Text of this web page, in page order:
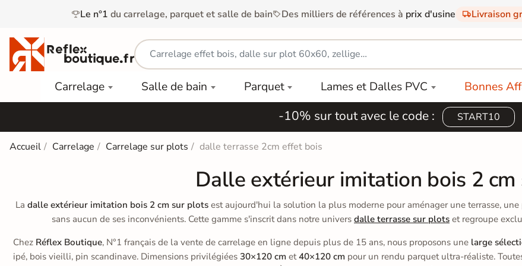
Le n°1 du carrelage, parquet et salle de bain Des milliers de références à prix d'usine Livraison
Carrelage
Carrelage
Extérieur
Dalle
Carrelage
Salle de
Colle &
Finition
Salle de bain
Douche
WC
Carrelage
Salle de
Bain
Parquet
Contrecollé
Stratifié
clair
Lames et Dalles PVC
TYPE
Dalles
Lames
Bonnes
-10% sur tout avec le code : START10
Accueil Carrelage Carrelage sur plots dalle terrasse 2cm effet bois
Dalle extérieur imitation bois 2
La dalle extérieur imitation bois 2 cm sur plotsest aujourd'hui la solution la plus moderne pour aménager une terrasse,
sans aucun de ses inconvénients. Cette gamme s'inscrit dans notre univers dalle terrasse sur plots et regroupe
Chez Réflex Boutique, N°1 français de la vente de carrelage en ligne depuis plus de 15 ans, nous proposons une large
ipé, bois vieilli, pin scandinave. Dimensions privilégiées 30×120 cm et40×120 cm pour un rendu parquet ultra-réaliste.